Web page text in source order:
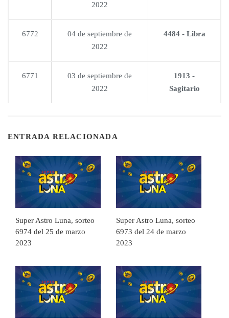
2022
6772
04 de septiembre de
2022
4484 - Libra
6771
03 de septiembre de
2022
1913 -
Sagitario
ENTRADA RELACIONADA
Super Astro Luna, sorteo
6974 del 25 de marzo
2023
Super Astro Luna, sorteo
6973 del 24 de marzo
2023